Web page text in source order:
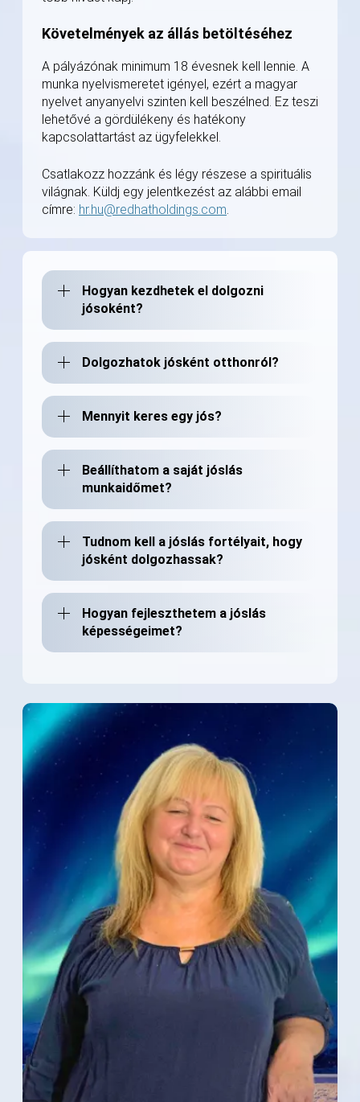
Követelmények az állás betöltéséhez
A pályázónak minimum 18 évesnek kell lennie. A
munka nyelvismeretet igényel, ezért a magyar
nyelvet anyanyelvi szinten kell beszélned. Ez teszi
lehetővé a gördülékeny és hatékony
kapcsolattartást az ügyfelekkel.
Csatlakozz hozzánk és légy részese a spirituális
világnak. Küldj egy jelentkezést az alábbi email
címre: hr.hu@redhatholdings.com.
Hogyan kezdhetek el dolgozni
jósoként?
Dolgozhatok jósként otthonról?
Mennyit keres egy jós?
Beállíthatom a saját jóslás
munkaidőmet?
Tudnom kell a jóslás fortélyait, hogy
jósként dolgozhassak?
Hogyan fejleszthetem a jóslás
képességeimet?